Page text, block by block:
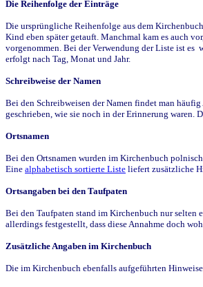
Die Reihenfolge der Einträge
Die ursprüngliche Reihenfolge aus dem
Kind eben später getauft. Manchmal kam es auch
vorgenommen. Bei der Verwendung der Liste ist es
erfolgt nach Tag, Monat und Jahr.
Schreibweise der Namen
Bei den Schreibweisen der Namen findet man
geschrieben, wie sie noch in der Erinnerung waren.
Ortsnamen
Bei den Ortsnamen wurden im Kirchenbuch
Eine alphabetisch sortierte Liste liefert zusätzliche
Ortsangaben bei den Taufpaten
Bei den Taufpaten stand im Kirchenbuch nur selten
allerdings festgestellt, dass diese Annahme doch
Zusätzliche Angaben im Kirchenbuch
Die im Kirchenbuch ebenfalls aufgeführten